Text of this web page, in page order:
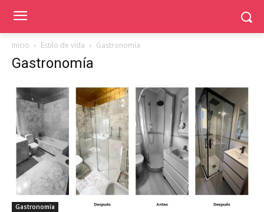
Inicio Estilo de vida Gastronomía
Gastronomía
Gastronomía